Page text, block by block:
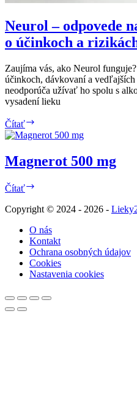
Neurol – odpovede
o účinkoch a
Zaujíma vás, ako Neurol
účinkoch, dávkovaní a
neodporúča užívať ho spolu s
vysadení lieku
Čítať
–
najčastejšie
a
Magnerot 500 mg
Čítať
mg
Copyright © 2024 - 2026 -
O nás
Kontakt
Ochrana osobných údajov
Cookies
Nastavenia cookies